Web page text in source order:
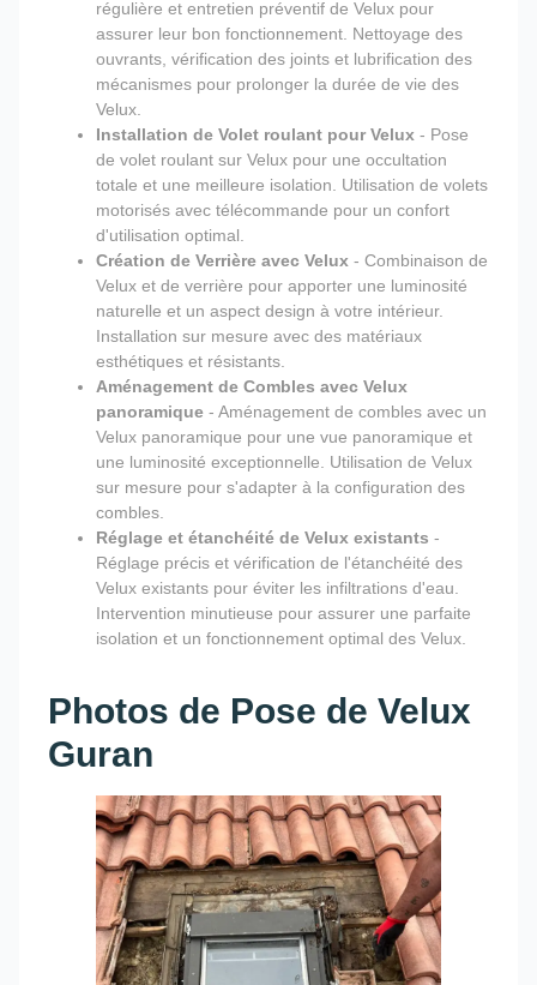
régulière et entretien préventif de Velux pour
assurer leur bon fonctionnement. Nettoyage des
ouvrants, vérification des joints et lubrification des
mécanismes pour prolonger la durée de vie des
Velux.
Installation de Volet roulant pour Velux - Pose
de volet roulant sur Velux pour une occultation
totale et une meilleure isolation. Utilisation de volets
motorisés avec télécommande pour un confort
d'utilisation optimal.
Création de Verrière avec Velux - Combinaison de
Velux et de verrière pour apporter une luminosité
naturelle et un aspect design à votre intérieur.
Installation sur mesure avec des matériaux
esthétiques et résistants.
Aménagement de Combles avec Velux
panoramique - Aménagement de combles avec un
Velux panoramique pour une vue panoramique et
une luminosité exceptionnelle. Utilisation de Velux
sur mesure pour s'adapter à la configuration des
combles.
Réglage et étanchéité de Velux existants -
Réglage précis et vérification de l'étanchéité des
Velux existants pour éviter les infiltrations d'eau.
Intervention minutieuse pour assurer une parfaite
isolation et un fonctionnement optimal des Velux.
Photos de Pose de Velux
Guran